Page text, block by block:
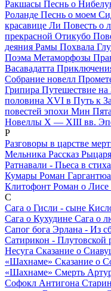
Ракшасы Песнь о
Роланде Песнь о моем
красавице Ли Повесть о
прекрасной Отикубо
деяния Рамы Похвала
Поэма Метаморфозы
Васавадатта
Собрание новелл
Грипира Путешествие
половина XVI в Путь к
повестей эпохи Мин
Новеллы Х — ХIII вв.
Р
Разговоры в царстве
Мельника Рассказ Рыцаря
Ратнавали - Пьеса в
Кумары Роман
Клитофонт Роман о Лисе
С
Сага о Гисли - сыне
Сага о Кухудине Сага о
Сапог бога Эрлана - Из
Сатирикон - Плутовской
Несуга Сказание о
«Шахнаме» Сказание о
«Шахнаме» Смерть
Софокл Антигона